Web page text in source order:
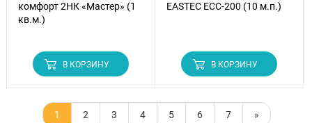
комфорт 2НК «Мастер» (1
кв.м.)
В КОРЗИНУ
EASTEC ECC-200 (10 м.п.)
В КОРЗИНУ
1 2 3 4 5 6 7 »